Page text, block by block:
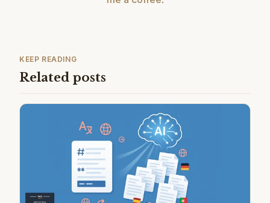
KEEP READING
Related posts